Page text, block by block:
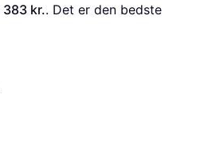
383 kr.. Det er den bedste